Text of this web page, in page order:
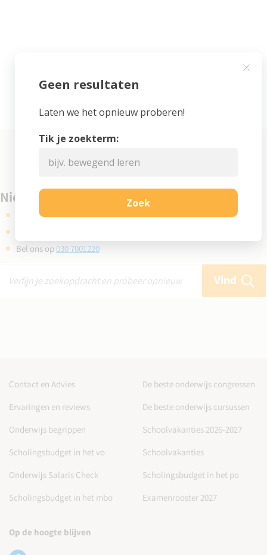
Niet gevonden wat je zocht?
Kijk eens bij de veelgestelde vragen
Bel ons op030 7001220
Vind
Contact en Advies
De beste onderwijs congressen
Ervaringen en reviews
De beste onderwijs cursussen
Onderwijs begrippen
Schoolvakanties 2026-2027
Scholingsbudget in het vo
Schoolvakanties
Onderwijs Salaris Check
Scholingsbudget in het po
Scholingsbudget in het mbo
Examenrooster 2027
Op de hoogte blijven